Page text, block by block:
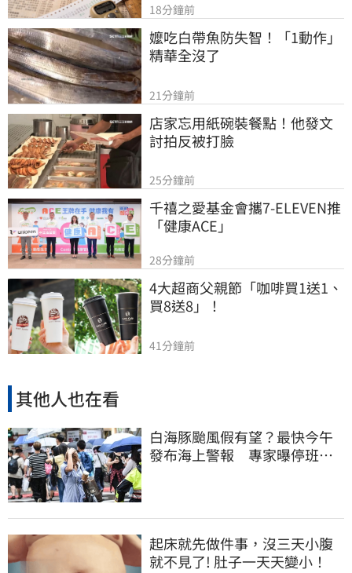
18分鐘前
嬤吃白帶魚防失智！「1動作」
精華全沒了
21分鐘前
店家忘用紙碗裝餐點！他發文
討拍反被打臉
25分鐘前
千禧之愛基金會攜7-ELEVEN推
「健康ACE」
28分鐘前
4大超商父親節「咖啡買1送1、
買8送8」！
41分鐘前
其他人也在看
白海豚颱風假有望？最快今午
發布海上警報 專家曝停班停
起床就先做件事，沒三天小腹
就不見了! 肚子一天天變小！